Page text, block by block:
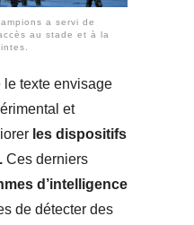
a servi de
au stade et à la
le texte envisage
et
les dispositifs
Ces derniers
d’intelligence
de détecter des